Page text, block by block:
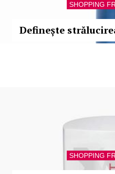
SHOPPING
Definește
SHOPPING